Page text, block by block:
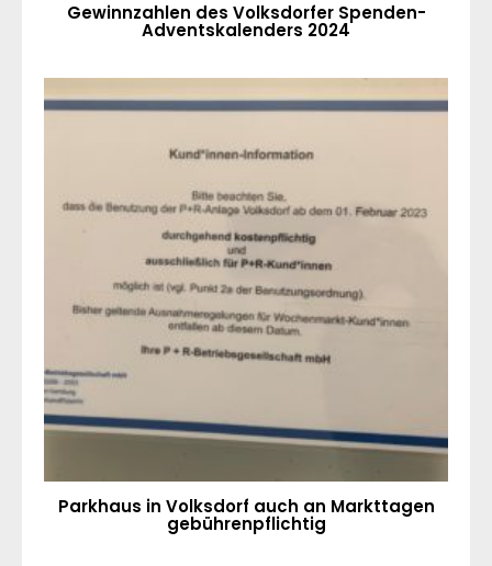
Gewinnzahlen des Volksdorfer Spenden-
Adventskalenders 2024
Parkhaus in Volksdorf auch an Markttagen
gebührenpflichtig